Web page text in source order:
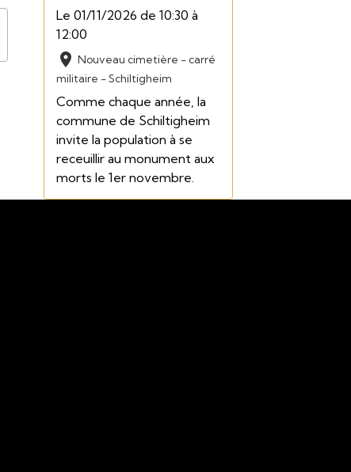
Le 01/11/2026 de 10:30 à
12:00
Nouveau cimetière - carré
militaire - Schiltigheim
Comme chaque année, la
commune de Schiltigheim
invite la population à se
receuillir au monument aux
morts le 1er novembre.